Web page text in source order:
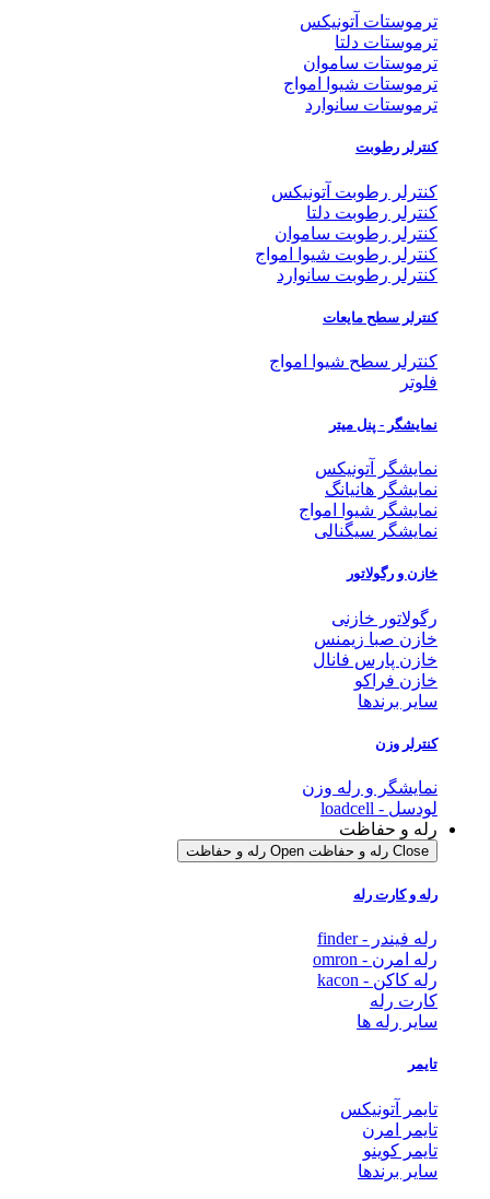
ترموستات آتونیکس
ترموستات دلتا
ترموستات ساموان
ترموستات شیوا امواج
ترموستات سانوارد
کنترلر رطوبت
کنترلر رطوبت آتونیکس
کنترلر رطوبت دلتا
کنترلر رطوبت ساموان
کنترلر رطوبت شیوا امواج
کنترلر رطوبت سانوارد
کنترلر سطح مایعات
کنترلر سطح شیوا امواج
فلوتر
نمایشگر - پنل میتر
نمایشگر آتونیکس
نمایشگر هانیانگ
نمایشگر شیوا امواج
نمایشگر سیگنالی
خازن و رگولاتور
رگولاتور خازنی
خازن صبا زیمنس
خازن پارس فانال
خازن فراکو
سایر برندها
کنترلر وزن
نمایشگر و رله وزن
لودسل - loadcell
رله و حفاظت
Close رله و حفاظت Open رله و حفاظت
رله و کارت رله
رله فیندر - finder
رله امرن - omron
رله کاکن - kacon
کارت رله
سایر رله ها
تایمر
تایمر آتونیکس
تایمر امرن
تایمر کوینو
سایر برندها